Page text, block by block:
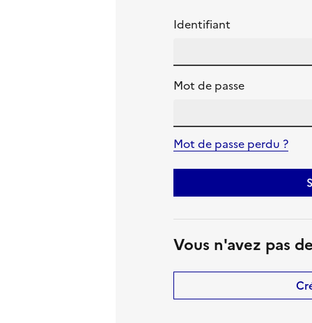
Identifiant
Mot de passe
Mot de passe perdu ?
Vous n'avez pas